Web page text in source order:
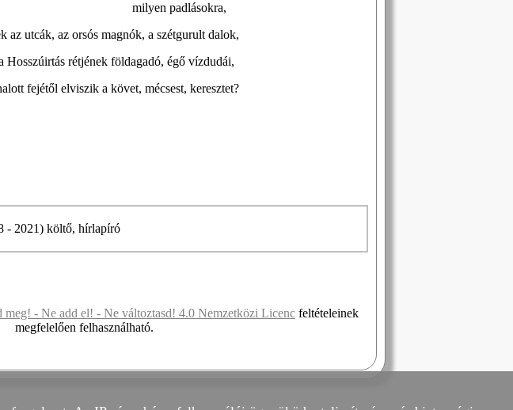
milyen padlásokra,
az utcák, az orsós magnók, a szétgurult dalok,
Hosszúirtás rétjének földagadó, égő vízdudái,
fejétől elviszik a követ, mécsest, keresztet?
- 2021) költő, hírlapíró
meg! - Ne add el! - Ne változtasd! 4.0 Nemzetközi Licenc feltételeinek
megfelelően felhasználható.